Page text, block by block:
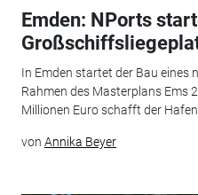
Emden: NPorts
In Emden startet der Bau eines
Rahmen des Masterplans Ems
Millionen Euro schafft der
von Annika Beyer